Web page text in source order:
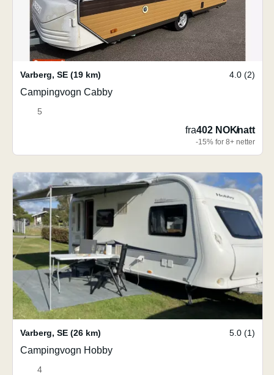
Varberg, SE (19 km) 4.0 (2)
Campingvogn Cabby
5
fra402 NOK/natt
-15% for 8+ netter
Varberg, SE (26 km) 5.0 (1)
Campingvogn Hobby
4